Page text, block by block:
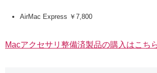
AirMac Express ￥7,800
Macアクセサリ整備済製品の購入はこち